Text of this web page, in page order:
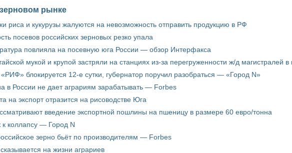
рынке
риса и кукурузы жалуются на невозможность отправить продукцию в РФ
посевов российских зерновых резко упала
повлияла на посевную юга России — обзор Интерфакса
мукой и крупой застряли на станциях из-за перегруженности ж/д магистралей
блокируется 12-е сутки, губернатор поручил разобраться — «Город N»
в России не дает аграриям зарабатывать — Forbes
на экспорт отразится на рисоводстве Юга
введение экспортной пошлины на пшеницу в размере 60 евро/тонна
к коллапсу — Город N
зерно бьёт по производителям — Forbes
на жизни аграриев